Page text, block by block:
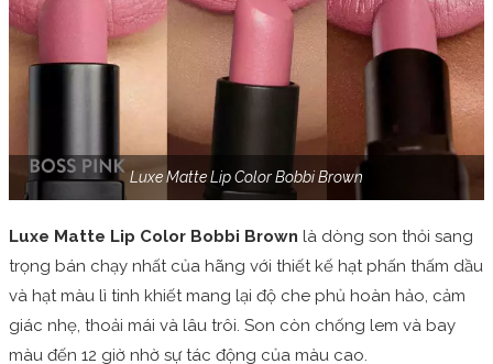
Luxe Matte Lip Color Bobbi Brown
Luxe Matte Lip Color Bobbi Brown là dòng son thỏi sang
trọng bán chạy nhất của hãng với thiết kế hạt phấn thấm dầu
và hạt màu lì tinh khiết mang lại độ che phủ hoàn hảo, cảm
giác nhẹ, thoải mái và lâu trôi. Son còn chống lem và bay
màu đến 12 giờ nhờ sự tác động của màu cao.